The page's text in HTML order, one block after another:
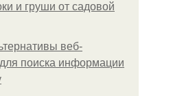
и груши от садовой
веб-
поиска информации